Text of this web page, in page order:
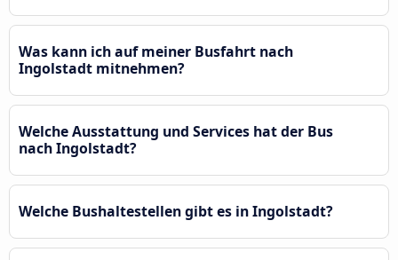
Was kann ich auf meiner Busfahrt nach
Ingolstadt mitnehmen?
Welche Ausstattung und Services hat der Bus
nach Ingolstadt?
Welche Bushaltestellen gibt es in Ingolstadt?